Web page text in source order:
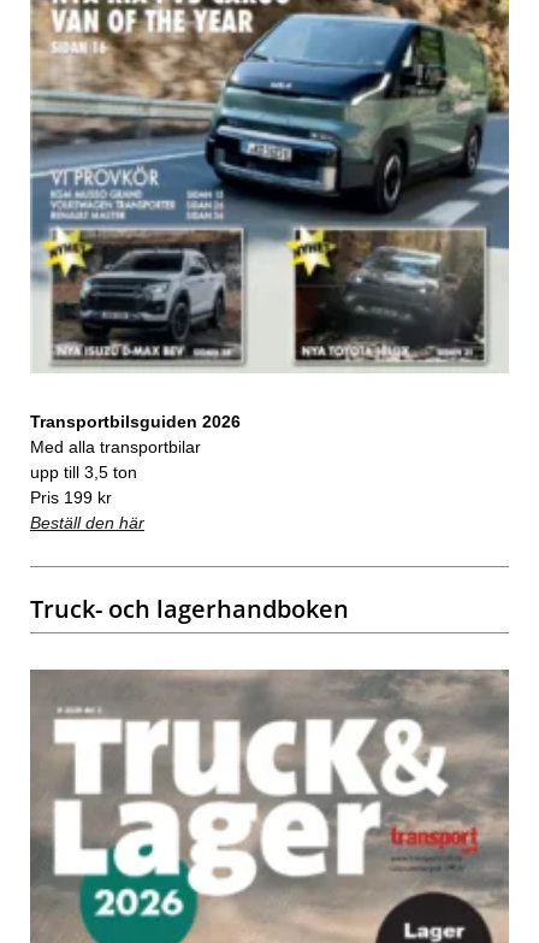
Transportbilsguiden 2026
Med alla transportbilar
upp till 3,5 ton
Pris 199 kr
Beställ den här
Truck- och lagerhandboken